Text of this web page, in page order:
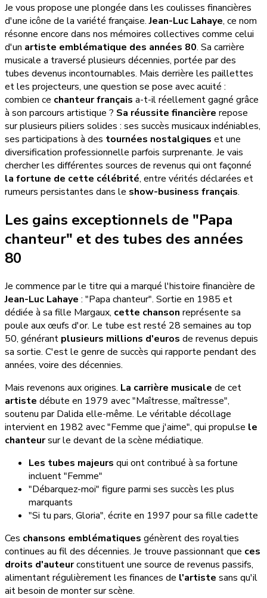
Je vous propose une plongée dans les coulisses financières
d'une icône de la variété française.Jean-Luc Lahaye, ce nom
résonne encore dans nos mémoires collectives comme celui
d'un artiste emblématique des années 80. Sa carrière
musicale a traversé plusieurs décennies, portée par des
tubes devenus incontournables. Mais derrière les paillettes
et les projecteurs, une question se pose avec acuité :
combien ce chanteur français a-t-il réellement gagné grâce
à son parcours artistique ? Sa réussite financière repose
sur plusieurs piliers solides : ses succès musicaux indéniables,
ses participations à des tournées nostalgiques et une
diversification professionnelle parfois surprenante. Je vais
chercher les différentes sources de revenus qui ont façonné
la fortune de cette célébrité, entre vérités déclarées et
rumeurs persistantes dans le show-business français.
Les gains exceptionnels de "Papa
chanteur" et des tubes des années
80
Je commence par le titre qui a marqué l'histoire financière de
Jean-Luc Lahaye : "Papa chanteur". Sortie en 1985 et
dédiée à sa fille Margaux, cette chanson représente sa
poule aux œufs d'or. Le tube est resté 28 semaines au top
50, générant plusieurs millions d'euros de revenus depuis
sa sortie. C'est le genre de succès qui rapporte pendant des
années, voire des décennies.
Mais revenons aux origines. La carrière musicale de cet
artiste débute en 1979 avec "Maîtresse, maîtresse",
soutenu par Dalida elle-même. Le véritable décollage
intervient en 1982 avec "Femme que j'aime", qui propulse le
chanteursur le devant de la scène médiatique.
Les tubes majeurs qui ont contribué à sa fortune
incluent "Femme"
"Débarquez-moi" figure parmi ses succès les plus
marquants
"Si tu pars, Gloria", écrite en 1997 pour sa fille cadette
Ces chansons emblématiques génèrent des royalties
continues au fil des décennies. Je trouve passionnant que ces
droits d'auteurconstituent une source de revenus passifs,
alimentant régulièrement les finances de l'artiste sans qu'il
ait besoin de monter sur scène.